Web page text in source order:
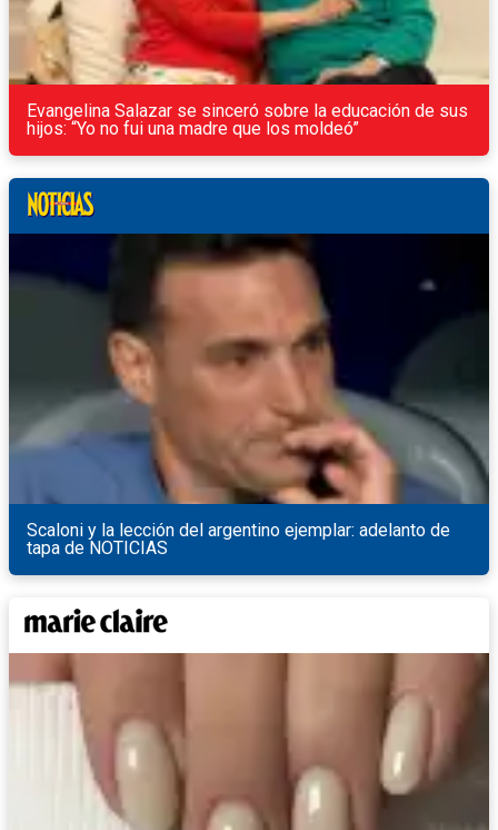
Evangelina Salazar se sinceró sobre la educación de sus
hijos: “Yo no fui una madre que los moldeó”
Scaloni y la lección del argentino ejemplar: adelanto de
tapa de NOTICIAS